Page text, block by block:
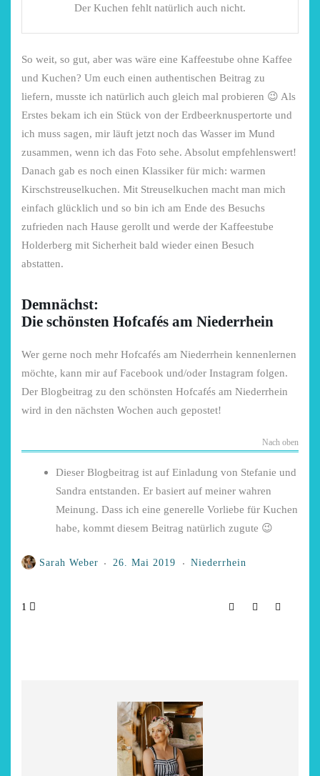
Der Kuchen fehlt natürlich auch nicht.
So weit, so gut, aber was wäre eine Kaffeestube ohne Kaffee
und Kuchen? Um euch einen authentischen Beitrag zu
liefern, musste ich natürlich auch gleich mal probieren 😉 Als
Erstes bekam ich ein Stück von der Erdbeerknuspertorte und
ich muss sagen, mir läuft jetzt noch das Wasser im Mund
zusammen, wenn ich das Foto sehe. Absolut empfehlenswert!
Danach gab es noch einen Klassiker für mich: warmen
Kirschstreuselkuchen. Mit Streuselkuchen macht man mich
einfach glücklich und so bin ich am Ende des Besuchs
zufrieden nach Hause gerollt und werde der Kaffeestube
Holderberg mit Sicherheit bald wieder einen Besuch
abstatten.
Demnächst:
Die schönsten Hofcafés am Niederrhein
Wer gerne noch mehr Hofcafés am Niederrhein kennenlernen
möchte, kann mir auf Facebook und/oder Instagram folgen.
Der Blogbeitrag zu den schönsten Hofcafés am Niederrhein
wird in den nächsten Wochen auch gepostet!
Nach oben
Dieser Blogbeitrag ist auf Einladung von Stefanie und
Sandra entstanden. Er basiert auf meiner wahren
Meinung. Dass ich eine generelle Vorliebe für Kuchen
habe, kommt diesem Beitrag natürlich zugute 😉
Sarah Weber 26. Mai 2019 Niederrhein
1